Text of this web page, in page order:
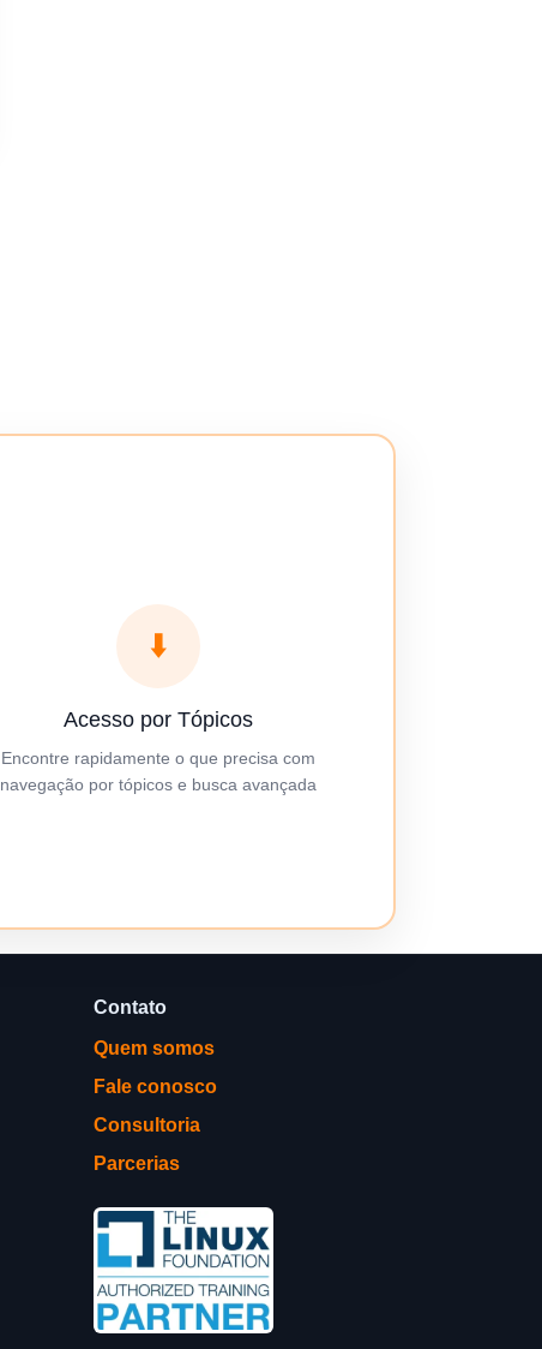
⬇️
Acesso por Tópicos
Encontre rapidamente o que precisa com
navegação por tópicos e busca avançada
Contato
Quem somos
Fale conosco
Consultoria
Parcerias